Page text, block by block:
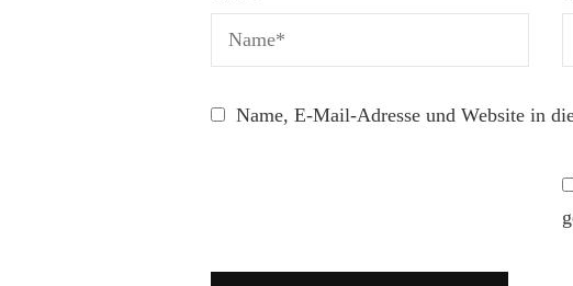
Name, E-Mail-Adresse und Website in